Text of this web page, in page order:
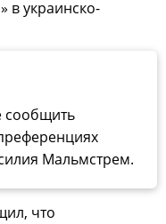
в украинско-
сообщить
Мальмстрем.
что